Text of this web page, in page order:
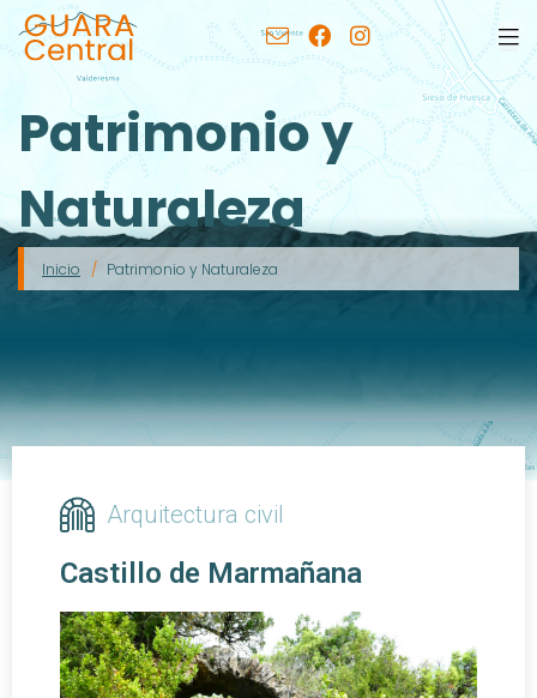
Patrimonio y
Naturaleza
Inicio Patrimonio y Naturaleza
Arquitectura civil
Castillo de Marmañana